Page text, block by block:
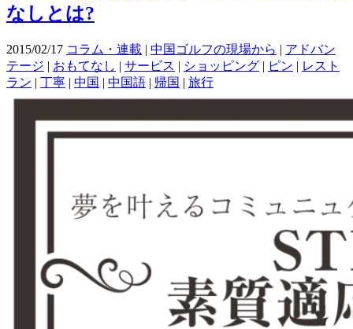
なしとは?
2015/02/17 コラム・連載 | 中国ゴルフの現場から | アドバン
テージ | おもてなし | サービス | ショッピング | ピン | レスト
ラン | 丁寧 | 中国 | 中国語 | 帰国 | 旅行